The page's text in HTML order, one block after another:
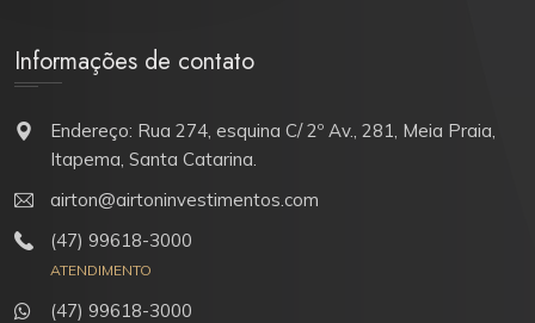
Informações de contato
Endereço: Rua 274, esquina C/ 2º Av., 281, Meia Praia,
Itapema, Santa Catarina.
airton@airtoninvestimentos.com
(47) 99618-3000
ATENDIMENTO
(47) 99618-3000